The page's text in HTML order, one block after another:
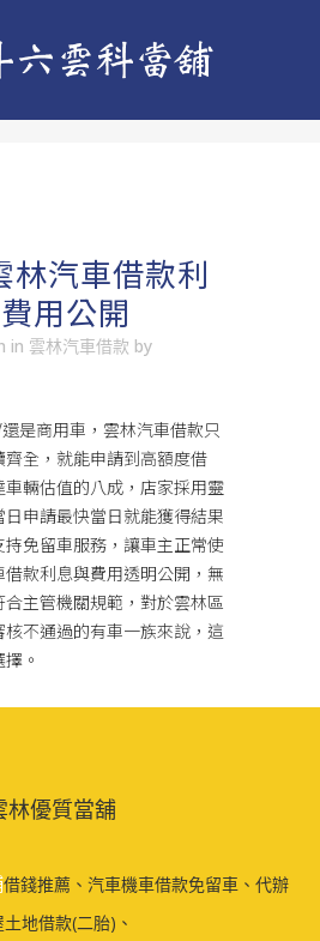
林汽車借款利
用公開
in 雲林汽車借款 by
是商用車， 雲林汽車借款只
全，就能申請到高額度借
輛估值的八成，店家採用靈
申請最快當日就能獲得結果
免留車服務，讓車主正常使
款利息與費用透明公開，無
主管機關規範，對於雲林區
不通過的有車一族來說，這
。
林優質當舖
借錢推薦、汽車機車借款免留車、代辦
土地借款(二胎)、